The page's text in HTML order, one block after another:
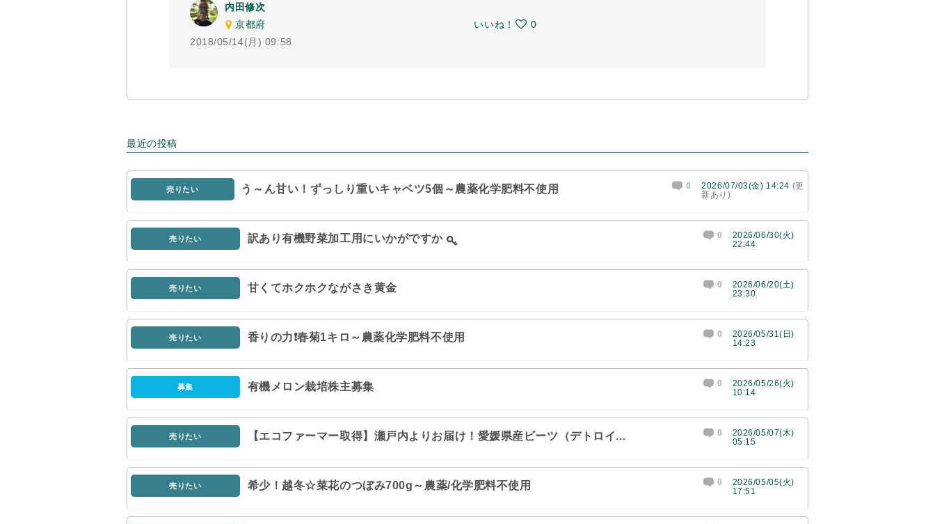
内田修次
京都府
いいね！
0
2018/05/14(月) 09:58
最近の投稿
売りたい う～ん甘い！ずっしり重いキャベツ5個～農薬化学肥料不使用 0 2026/07/03(金) 14:24 (更
新あり)
売りたい 訳あり有機野菜加工用にいかがですか 0
2026/06/30(火)
22:44
売りたい 甘くてホクホクながさき黄金 0
2026/06/20(土)
23:30
売りたい 香りの力❗春菊1キロ～農薬化学肥料不使用 0
2026/05/31(日)
14:23
募集 有機メロン栽培株主募集 0
2026/05/26(火)
10:14
売りたい 【エコファーマー取得】瀬戸内よりお届け！愛媛県産ビーツ（デトロイ... 0
2026/05/07(木)
05:15
売りたい 希少！越冬☆菜花のつぼみ700g～農薬/化学肥料不使用 0
2026/05/05(火)
17:51